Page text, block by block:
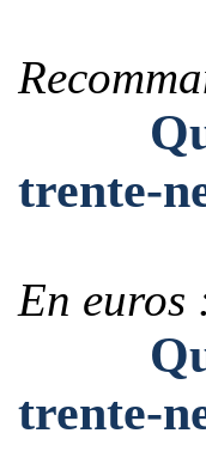
trente-
En euros
trente-